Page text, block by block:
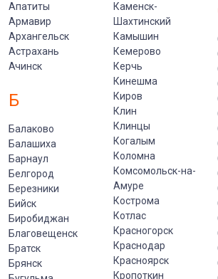
Апатиты
Армавир
Архангельск
Астрахань
Ачинск
Б
Балаково
Балашиха
Барнаул
Белгород
Березники
Бийск
Биробиджан
Благовещенск
Братск
Брянск
Каменск-
Шахтинский
Камышин
Кемерово
Керчь
Кинешма
Киров
Клин
Клинцы
Когалым
Коломна
Комсомольск-на-
Амуре
Кострома
Котлас
Красногорск
Краснодар
Красноярск
Кропоткин